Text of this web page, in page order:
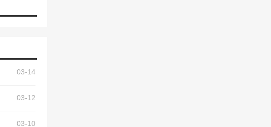
03-14
03-12
03-10